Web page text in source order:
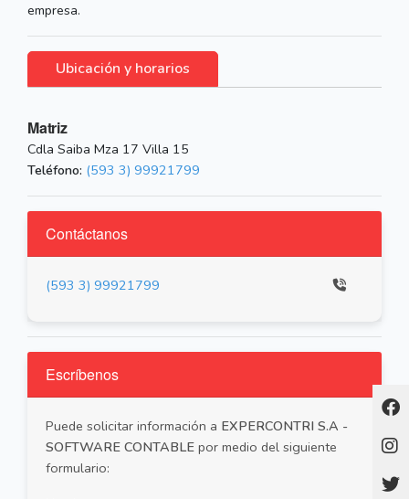
empresa.
Ubicación y horarios
Matriz
Cdla Saiba Mza 17 Villa 15
Teléfono: (593 3) 99921799
Contáctanos
(593 3) 99921799
Escríbenos
Puede solicitar información a EXPERCONTRI S.A -
SOFTWARE CONTABLE por medio del siguiente
formulario: